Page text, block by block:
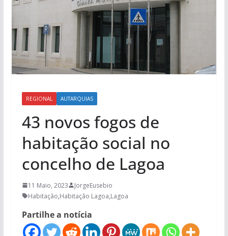
REGIONAL AUTARQUIAS
43 novos fogos de
habitação social no
concelho de Lagoa
11 Maio, 2023
JorgeEusebio
Habitação,Habitação Lagoa,Lagoa
Partilhe a notícia